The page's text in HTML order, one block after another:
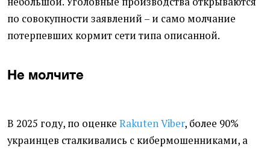
по совокупности заявлений – и само молчание
потерпевших кормит сети типа описанной.
Не молчите
В 2025 году, по оценке Rakuten Viber, более 90%
украинцев сталкивались с кибермошенниками, а